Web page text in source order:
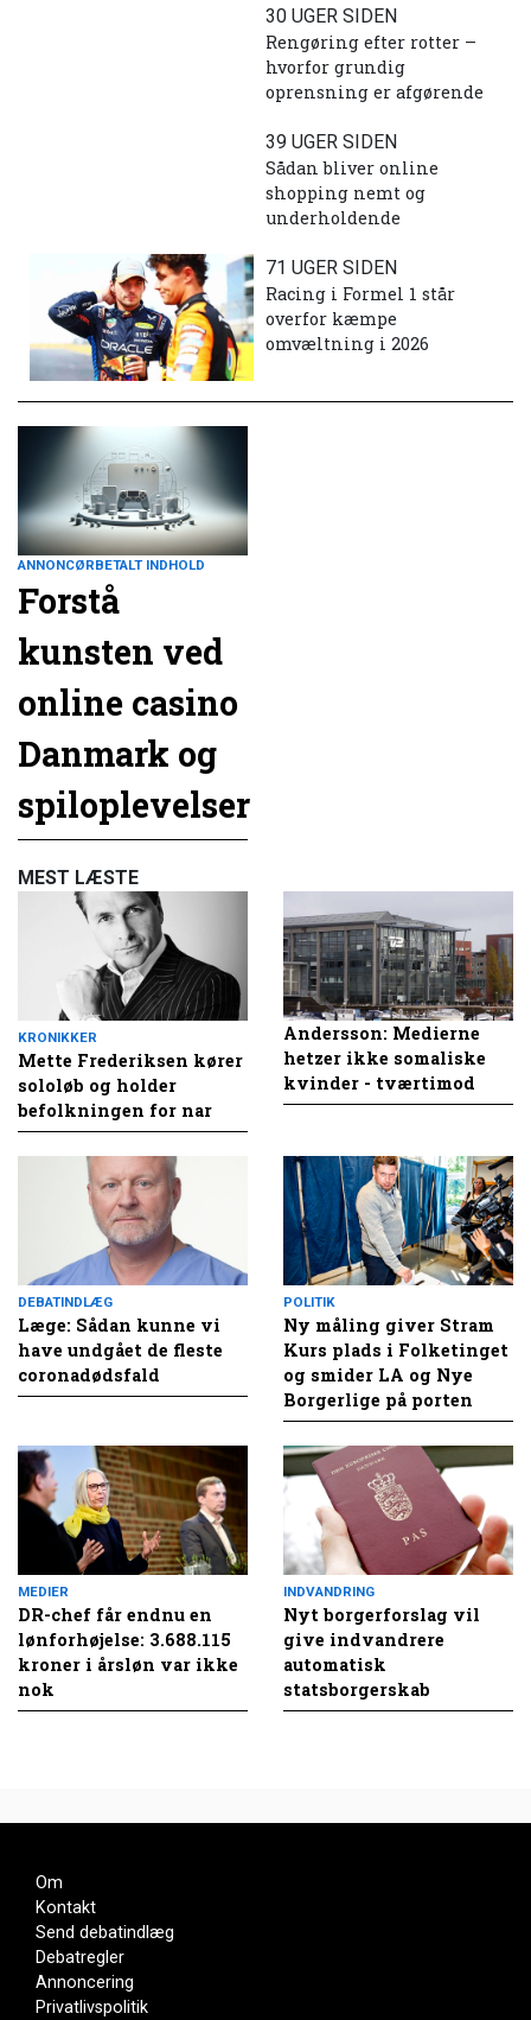
30 UGER SIDEN
Rengøring efter rotter –
hvorfor grundig
oprensning er afgørende
39 UGER SIDEN
Sådan bliver online
shopping nemt og
underholdende
71 UGER SIDEN
Racing i Formel 1 står
overfor kæmpe
omvæltning i 2026
ANNONCØRBETALT INDHOLD
Forstå
kunsten ved
online casino
Danmark og
spiloplevelser
MEST LÆSTE
KRONIKKER
Mette Frederiksen kører
sololøb og holder
befolkningen for nar
Andersson: Medierne
hetzer ikke somaliske
kvinder - tværtimod
DEBATINDLÆG
Læge: Sådan kunne vi
have undgået de fleste
coronadødsfald
POLITIK
Ny måling giver Stram
Kurs plads i Folketinget
og smider LA og Nye
Borgerlige på porten
MEDIER
DR-chef får endnu en
lønforhøjelse: 3.688.115
kroner i årsløn var ikke
nok
INDVANDRING
Nyt borgerforslag vil
give indvandrere
automatisk
statsborgerskab
Om
Kontakt
Send debatindlæg
Debatregler
Annoncering
Privatlivspolitik